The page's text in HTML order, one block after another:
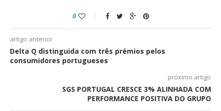
Delta Q distinguida com três prémios pelos
consumidores portugueses
SGS PORTUGAL CRESCE 3% ALINHADA COM
PERFORMANCE POSITIVA DO GRUPO